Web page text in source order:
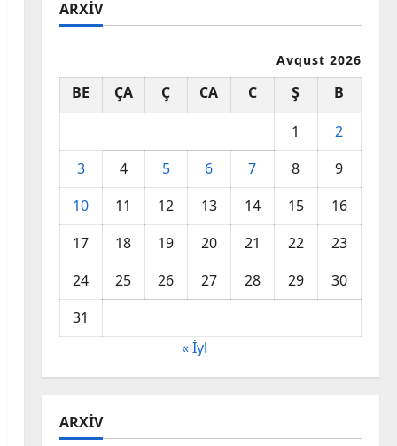
ARXIV
Avqust 2026
BE ÇA Ç CA C Ş
B
1
2
3
4 5 6 7 8
9
10
11 12 13 14 15
16
17
18 19 20 21 22
23
24
25 26 27 28 29
30
31
« İyl
ARXIV